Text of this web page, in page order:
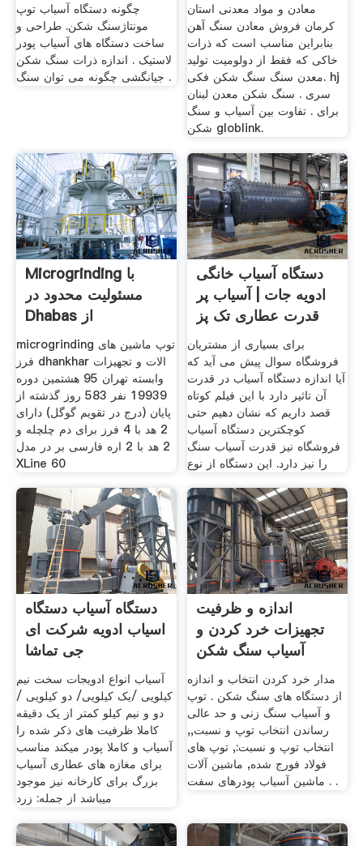
چگونه دستگاه آسیاب توپ
مونتاژسنگ شکن. طراحی و
ساخت دستگاه های آسیاب پودر
لاستیک . اندازه ذرات سنگ شکن
جیانگشی چگونه می توان سنگ .
معادن و مواد معدنی استان
کرمان فروش معادن سنگ آهن
بنابراین مناسب است که ذرات
خاکی که فقط از دولومیت تولید
معدن سنگ سنگ شکن فکی. hj
سری . سنگ شکن معدن لبنان
برای . تفاوت بین آسیاب و سنگ
شکن globlink.
Microgrinding با
مسئولیت محدود در
Dhabas از
microgrinding توپ ماشین های
فرز dhankhar الات و تجهیزات
وابسته تهران 95 هشتمین دوره
19939 نفر 583 روز گذشته از
پایان (درج در تقویم گوگل) دارای
2 هد با 4 فرز برای دم چلچله و
2 هد با 2 اره فارسی بر در مدل
XLine 60
دستگاه آسیاب خانگی
ادویه جات | آسیاب پر
قدرت عطاری تک پز
برای بسیاری از مشتریان
فروشگاه سوال پیش می آید که
آیا اندازه دستگاه آسیاب در قدرت
آن تاثیر دارد با این فیلم کوتاه
قصد داریم که نشان دهیم حتی
کوچکترین دستگاه آسیاب
فروشگاه نیز قدرت آسیاب سنگ
را نیز دارد. این دستگاه از نوع
دستگاه آسیاب دستگاه
اسیاب ادویه شرکت ای
جی تماشا
آسیاب انواع ادویجات سخت نیم
کیلویی /یک کیلویی/ دو کیلویی /
دو و نیم کیلو کمتر از یک دقیقه
کاملا ظرفیت های ذکر شده را
آسیاب و کاملا پودر میکند مناسب
برای مغازه های عطاری آسیاب
بزرگ برای کارخانه نیز موجود
میباشد از جمله: زرد
اندازه و ظرفیت
تجهیزات خرد کردن و
آسیاب سنگ شکن
ایران
مدار خرد کردن انتخاب و اندازه
از دستگاه های سنگ شکن . توپ
و آسیاب سنگ زنی و حد عالی
رساندن انتخاب توپ و نسبت,,
انتخاب توپ و نسبت:, توپ های
فولاد فورج شده, ماشین آلات
ماشین آسیاب پودرهای سفت . .